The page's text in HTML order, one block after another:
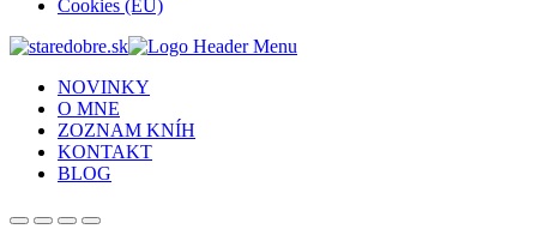
Cookies (EÚ)
NOVINKY
O MNE
ZOZNAM KNÍH
KONTAKT
BLOG